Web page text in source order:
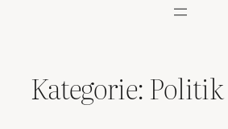
Kategorie: Politik